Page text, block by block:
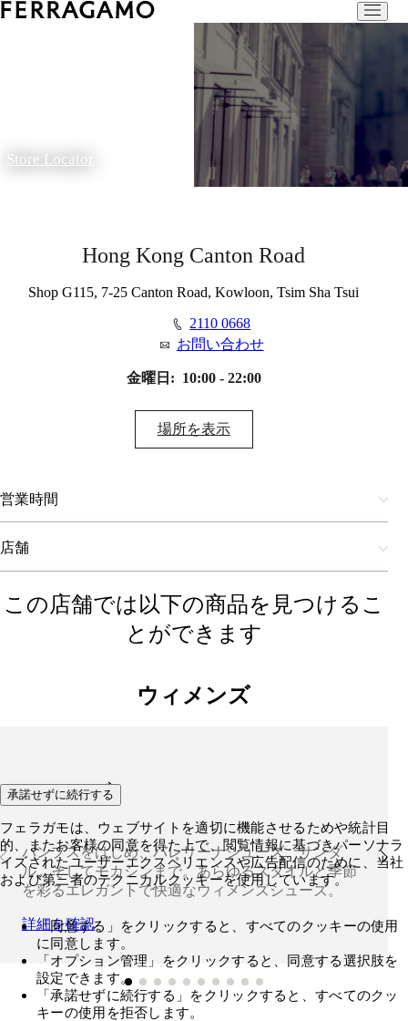
Store Locator
Hong Kong Canton Road
Shop G115, 7-25 Canton Road, Kowloon, Tsim Sha Tsui
2110 0668
お問い合わせ
金曜日: 10:00 - 22:00
場所を表示​
営業時間
店舗
この店舗では以下の商品を見つけるこ
とができます
ウィメンズ
シューズ
パンプスをはじめ、バレリーナシューズ、サンダ
ル、そしてモカシンまで。あらゆるスタイルと季節
を彩るエレガントで快適なウィメンズシューズ。
詳細を確認
承諾せずに続行する
フェラガモは、ウェブサイトを適切に機能させるためや統計目
的、またお客様の同意を得た上で、閲覧情報に基づきパーソナラ
イズされたユーザーエクスペリエンスや広告配信のために、当社
および第三者のテクニカルクッキーを使用しています。
「同意する」をクリックすると、すべてのクッキーの使用
に同意します。
「オプション管理」をクリックすると、同意する選択肢を
設定できます。
「承諾せずに続行する」をクリックすると、すべてのクッ
キーの使用を拒否します。